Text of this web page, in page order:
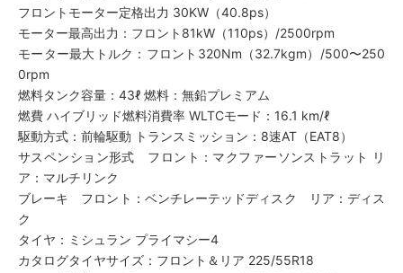
フロントモーター定格出力 30KW（40.8ps）
モーター最高出力：フロント81kW（110ps）/2500rpm
モーター最大トルク：フロント320Nm（32.7kgm）/500〜250
0rpm
燃料タンク容量：43ℓ 燃料：無鉛プレミアム
燃費 ハイブリッド燃料消費率 WLTCモード：16.1 km/ℓ
駆動方式：前輪駆動 トランスミッション：8速AT（EAT8）
サスペンション形式 フロント：マクファーソンストラット リ
ア：マルチリンク
ブレーキ フロント：ベンチレーテッドディスク リア：ディス
ク
タイヤ：ミシュラン プライマシー4
カタログタイヤサイズ：フロント＆リア 225/55R18